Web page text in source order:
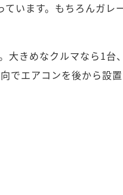
います。もちろんガ
大きめなクルマなら1
でエアコンを後から設置